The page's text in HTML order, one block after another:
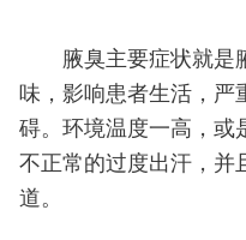
腋臭主要症状就是
味，影响患者生活，严
碍。环境温度一高，或
不正常的过度出汗，并
道。